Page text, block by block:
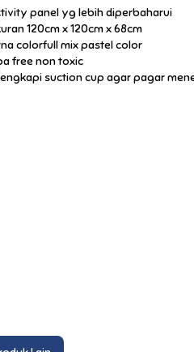
panel yg lebih diperbaharui
120cm x 120cm x 68cm
colorfull mix pastel color
free non toxic
suction cup agar pagar